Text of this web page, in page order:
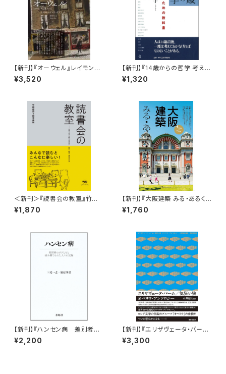
【新刊】『オーウェル』レイモンド・
ウィリアムズ
¥3,520
【新刊】『14歳からの哲学 考える
ための教科書』池田晶子
¥1,320
＜新刊＞『読書会の教室』竹田
信弥・田中佳祐（刊行：晶文社）
¥1,870
【新刊】『大阪建築 みる・あるく・
かたる』
¥1,760
【新刊】『ハンセン病 差別者の
ボクたちと病み棄てられた人々
の記録』三宅 一志 、福原 孝浩
¥2,200
【新刊】『エリザヴェータ・バーム
／気狂い狼 オベリウ・アンソロ
ジー』
¥3,300